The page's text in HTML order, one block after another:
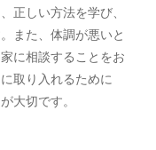
正しい方法を学び、
また、体調が悪いと
に相談することをお
取り入れるために
大切です。